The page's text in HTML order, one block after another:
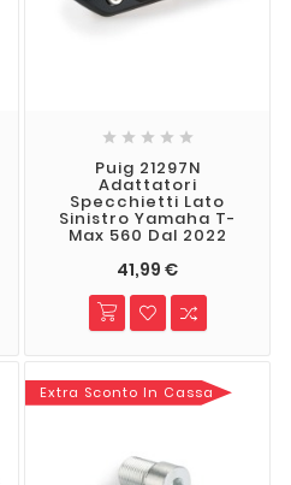
    
Puig 21297N
Adattatori
Specchietti Lato
Sinistro Yamaha T-
Max 560 Dal 2022
41,99 €
Extra Sconto In Cassa